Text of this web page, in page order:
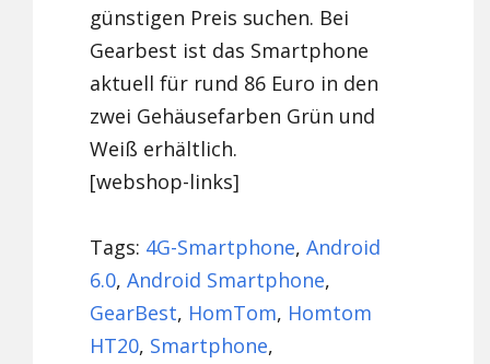
günstigen Preis suchen. Bei
Gearbest ist das Smartphone
aktuell für rund 86 Euro in den
zwei Gehäusefarben Grün und
Weiß erhältlich.
[webshop-links]
Tags: 4G-Smartphone,Android
6.0,Android Smartphone,
GearBest, HomTom, Homtom
HT20, Smartphone,